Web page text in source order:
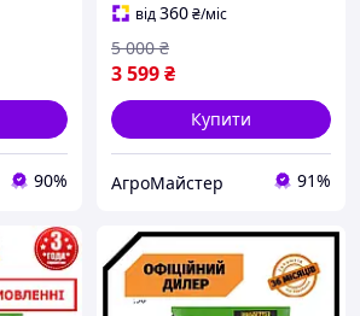
90%
від360₴/міс
3 599₴
5 000 ₴
Купити
АгроМайстер 91%